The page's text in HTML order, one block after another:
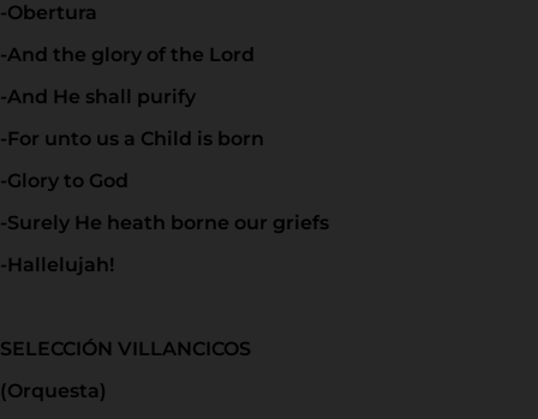
-Obertura
-And the glory of the Lord
-And He shall purify
-For unto us a Child is born
-Glory to God
-Surely He heath borne our griefs
-Hallelujah!
SELECCIÓN VILLANCICOS
(Orquesta)